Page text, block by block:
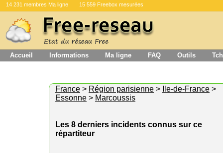
14 231 membres Ma ligne 15 559 Freebox mesurées
Accueil Informations Ma ligne FAQ Outils
France > Région parisienne > Ile-de-France >
Essonne > Marcoussis
Les 8 derniers incidents connus sur ce
répartiteur